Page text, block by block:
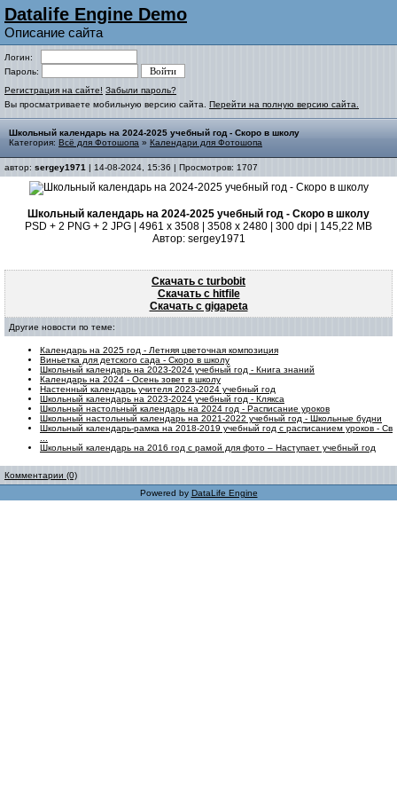
Datalife Engine Demo
Описание сайта
Логин:
Пароль:
Регистрация на сайте! Забыли пароль?
Вы просматриваете мобильную версию сайта. Перейти на полную версию сайта.
Школьный календарь на 2024-2025 учебный год - Скоро в школу
Категория: Всё для Фотошопа » Календари для Фотошопа
автор: sergey1971 | 14-08-2024, 15:36 | Просмотров: 1707
Школьный календарь на 2024-2025 учебный год - Скоро в школу
PSD + 2 PNG + 2 JPG | 4961 x 3508 | 3508 x 2480 | 300 dpi | 145,22 MB
Автор: sergey1971
Скачать с turbobit
Скачать с hitfile
Скачать с gigapeta
Другие новости по теме:
Календарь на 2025 год - Летняя цветочная композиция
Виньетка для детского сада - Скоро в школу
Школьный календарь на 2023-2024 учебный год - Книга знаний
Календарь на 2024 - Осень зовет в школу
Настенный календарь учителя 2023-2024 учебный год
Школьный календарь на 2023-2024 учебный год - Клякса
Школьный настольный календарь на 2024 год - Расписание уроков
Школьный настольный календарь на 2021-2022 учебный год - Школьные будни
Школьный календарь-рамка на 2018-2019 учебный год с расписанием уроков - Св
Школьный календарь на 2016 год с рамой для фото – Наступает учебный год
Комментарии (0)
Powered by DataLife Engine